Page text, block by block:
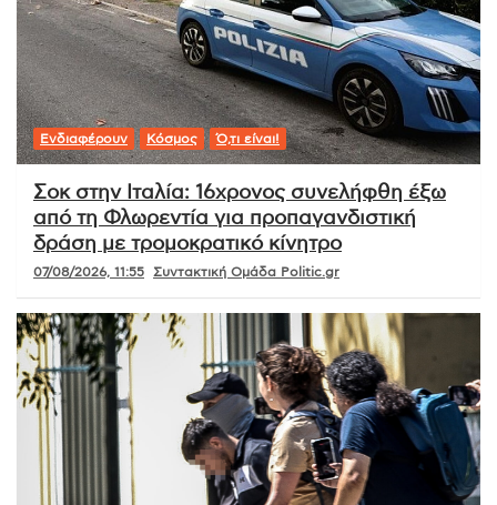
Ενδιαφέρουν Κόσμος Ό,τι είναι!
Σοκ στην Ιταλία: 16χρονος συνελήφθη έξω
από τη Φλωρεντία για προπαγανδιστική
δράση με τρομοκρατικό κίνητρο
07/08/2026, 11:55 Συντακτική Ομάδα Politic.gr